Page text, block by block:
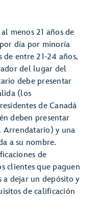
menos 21 años de
día por minoría
entre 21-24 años,
del lugar del
debe presentar
(los
de Canadá
deben presentar
Arrendatario) y una
a su nombre.
de
clientes que paguen
a dejar un depósito y
de calificación